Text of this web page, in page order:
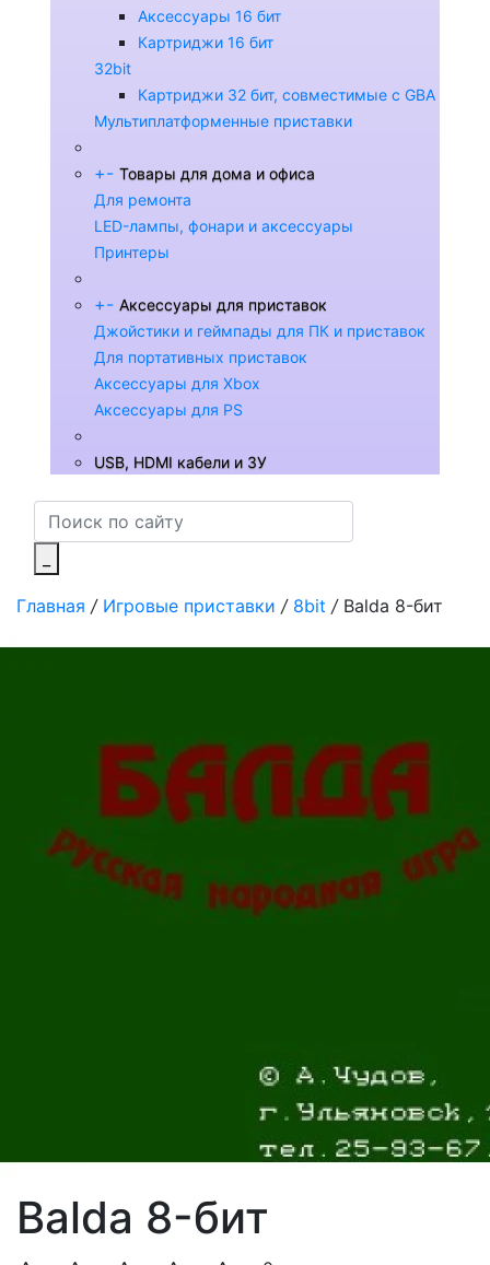
Аксессуары 16 бит
Картриджи 16 бит
32bit
Картриджи 32 бит, совместимые с GBA
Мультиплатформенные приставки
+- Товары для дома и офиса
Для ремонта
LED-лампы, фонари и аксессуары
Принтеры
+- Аксессуары для приставок
Джойстики и геймпады для ПК и приставок
Для портативных приставок
Аксессуары для Xbox
Аксессуары для PS
USB, HDMI кабели и ЗУ
Главная / Игровые приставки / 8bit / Balda 8-бит
Balda 8-бит